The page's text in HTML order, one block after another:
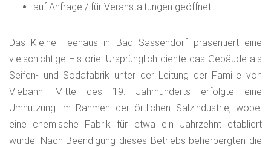
auf Anfrage / für Veranstaltungen geöffnet
Das Kleine Teehaus in Bad Sassendorf präsentiert eine
vielschichtige Historie. Ursprünglich diente das Gebäude als
Seifen- und Sodafabrik unter der Leitung der Familie von
Viebahn. Mitte des 19. Jahrhunderts erfolgte eine
Umnutzung im Rahmen der örtlichen Salzindustrie, wobei
eine chemische Fabrik für etwa ein Jahrzehnt etabliert
wurde. Nach Beendigung dieses Betriebs beherbergten die